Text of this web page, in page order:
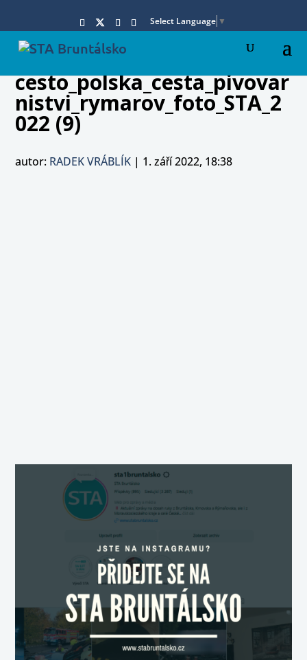
Select Language ▼
cesto_polska_cesta_pivovar
nistvi_rymarov_foto_STA_2
022 (9)
autor: RADEK VRÁBLÍK | 1. září 2022, 18:38